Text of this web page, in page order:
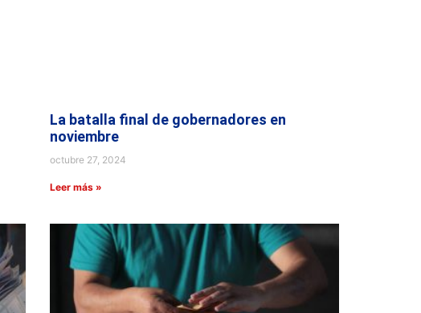
La batalla final de gobernadores en
noviembre
octubre 27, 2024
Leer más »